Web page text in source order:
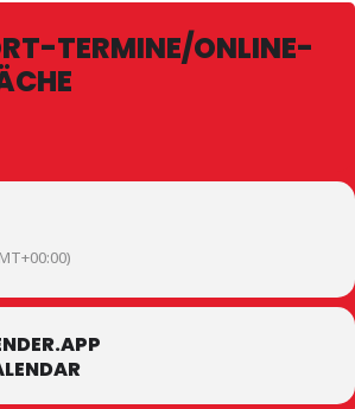
TERMINE/ONLINE-